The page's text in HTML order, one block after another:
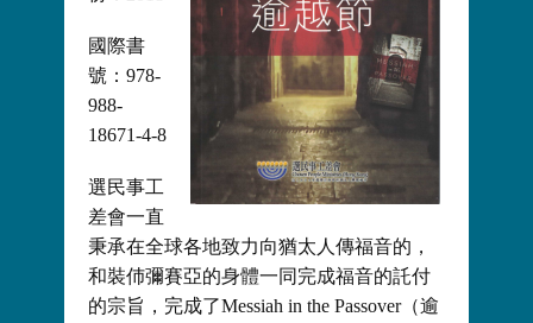
國際書
號：978-
988-
18671-4-8
選民事工
差會一直
秉承在全球各地致力向猶太人傳福音的，
和裝伂彌賽亞的身體一同完成福音的託付
的宗旨，完成了Messiah in the Passover（逾